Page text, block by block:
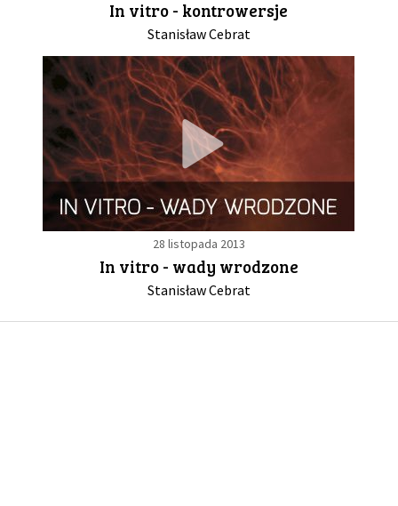
DRUŻYNA
WESPRZYJ NAS
PARTNERZY
NEWSLETTER
In vitro - kontrowersje
Stanisław Cebrat
28 listopada 2013
In vitro - wady wrodzone
Stanisław Cebrat